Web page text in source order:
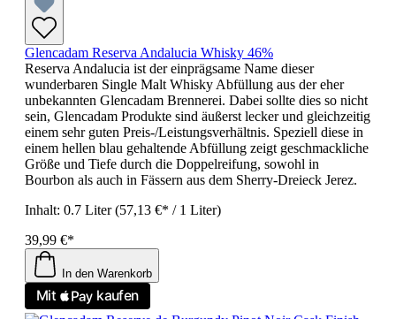
Glencadam Reserva Andalucia Whisky 46%
Reserva Andalucia ist der einprägsame Name dieser
wunderbaren Single Malt Whisky Abfüllung aus der eher
unbekannten Glencadam Brennerei. Dabei sollte dies so nicht
sein, Glencadam Produkte sind äußerst lecker und gleichzeitig
einem sehr guten Preis-/Leistungsverhältnis. Speziell diese in
einem hellen blau gehaltende Abfüllung zeigt geschmackliche
Größe und Tiefe durch die Doppelreifung, sowohl in
Bourbon als auch in Fässern aus dem Sherry-Dreieck Jerez.
Inhalt: 0.7 Liter(57,13 €* / 1 Liter)
39,99 €*
In den Warenkorb